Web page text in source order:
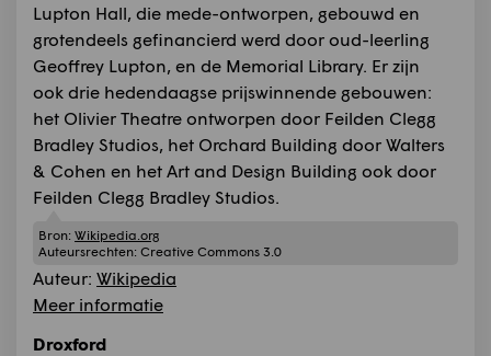
Lupton Hall, die mede-ontworpen, gebouwd en
grotendeels gefinancierd werd door oud-leerling
Geoffrey Lupton, en de Memorial Library. Er zijn
ook drie hedendaagse prijswinnende gebouwen:
het Olivier Theatre ontworpen door Feilden Clegg
Bradley Studios, het Orchard Building door Walters
& Cohen en het Art and Design Building ook door
Feilden Clegg Bradley Studios.
Bron: Wikipedia.org
Auteursrechten: Creative Commons 3.0
Auteur: Wikipedia
Meer informatie
Droxford